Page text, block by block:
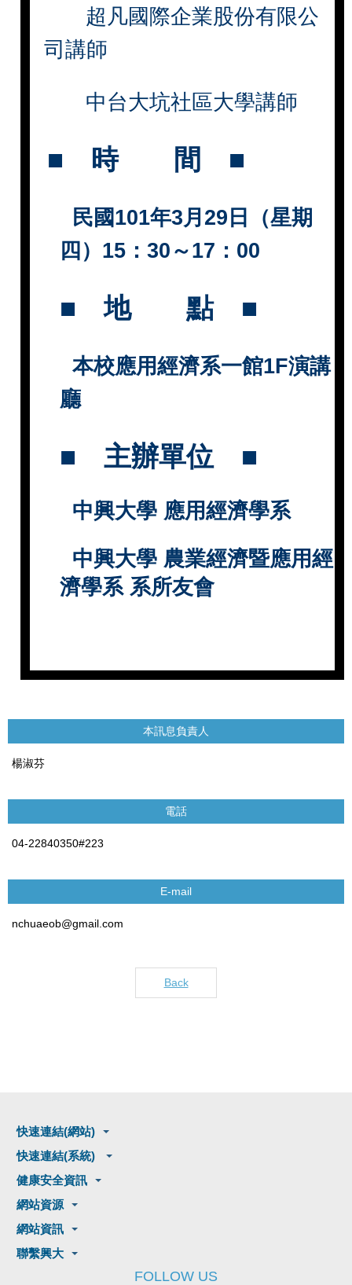
超凡國際企業股份有限公
司講師
中台大坑社區大學講師
■ 時 間 ■
民國101年3月 29 日（星期
四） 15： 30 ～17 ： 00
■ 地 點 ■
本校應用經濟系一館1F演講
廳
■ 主辦單位 ■
中興大學 應用經濟學系
中興大學 農業經濟暨應用經
濟學系 系所友會
本訊息負責人
楊淑芬
電話
04-22840350#223
E-mail
nchuaeob@gmail.com
Back
快速連結(網站)
快速連結(系統)
健康安全資訊
網站資源
網站資訊
聯繫興大
FOLLOW US